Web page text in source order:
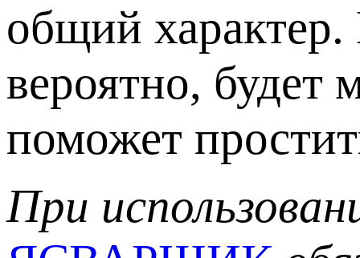
общий характер.
вероятно, будет
поможет
При